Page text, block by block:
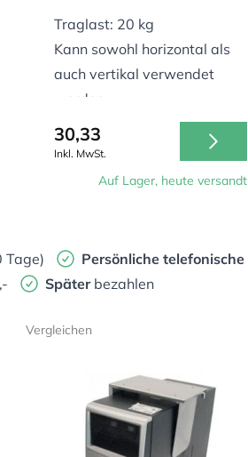
Traglast: 20 kg
Kann sowohl horizontal als
auch vertikal verwendet
werden
Geeignet für alle CPU-
Größen
30,33
Inkl. MwSt.
Auf Lager, heute versandt
Tage) Persönliche telefonische
Später bezahlen
Vergleichen